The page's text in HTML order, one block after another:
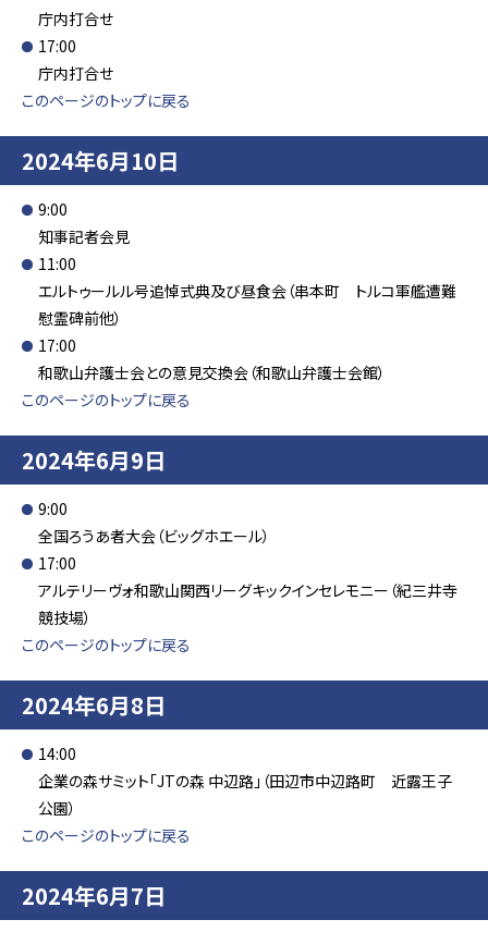
庁内打合せ
17:00
庁内打合せ
このページのトップに戻る
2024年6月10日
9:00
知事記者会見
11:00
エルトゥールル号追悼式典及び昼食会（串本町 トルコ軍艦遭難
慰霊碑前他）
17:00
和歌山弁護士会との意見交換会（和歌山弁護士会館）
このページのトップに戻る
2024年6月9日
9:00
全国ろうあ者大会（ビッグホエール）
17:00
アルテリーヴォ和歌山関西リーグキックインセレモニー（紀三井寺
競技場）
このページのトップに戻る
2024年6月8日
14:00
企業の森サミット「JTの森 中辺路」（田辺市中辺路町 近露王子
公園）
このページのトップに戻る
2024年6月7日